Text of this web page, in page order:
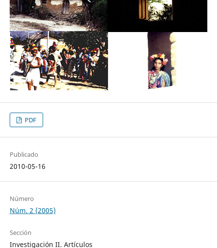
PDF
Publicado
2010-05-16
Número
Núm. 2 (2005)
Sección
Investigación II. Artículos